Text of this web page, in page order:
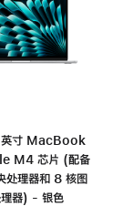
英寸 MacBook
M4 芯片 (配备
处理器和 8 核图
理器) - 银色